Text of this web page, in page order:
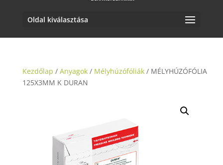
Oldal kiválasztása
Kezdőlap / Anyagok/ Mélyhúzófóliák/ MÉLYHÚZÓFÓLIA
125X3MM K DURAN